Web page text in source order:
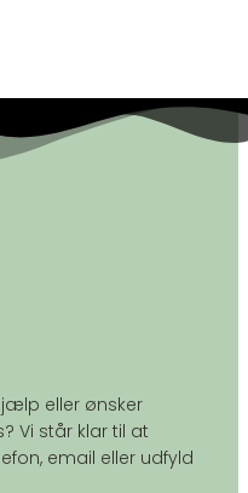
eller ønsker
Vi står klar til at
email eller udfyld